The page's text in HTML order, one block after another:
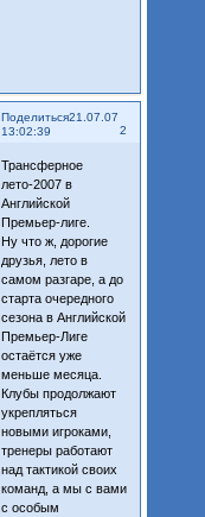
Поделиться
2
21.07.07
13:02:39
Трансферное
лето-2007 в
Английской
Премьер-лиге.
Ну что ж, дорогие
друзья, лето в
самом разгаре, а до
старта очередного
сезона в Английской
Премьер-Лиге
остаётся уже
меньше месяца.
Клубы продолжают
укрепляться
новыми игроками,
тренеры работают
над тактикой своих
команд, а мы с вами
с особым